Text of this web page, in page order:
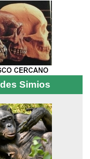
Simios